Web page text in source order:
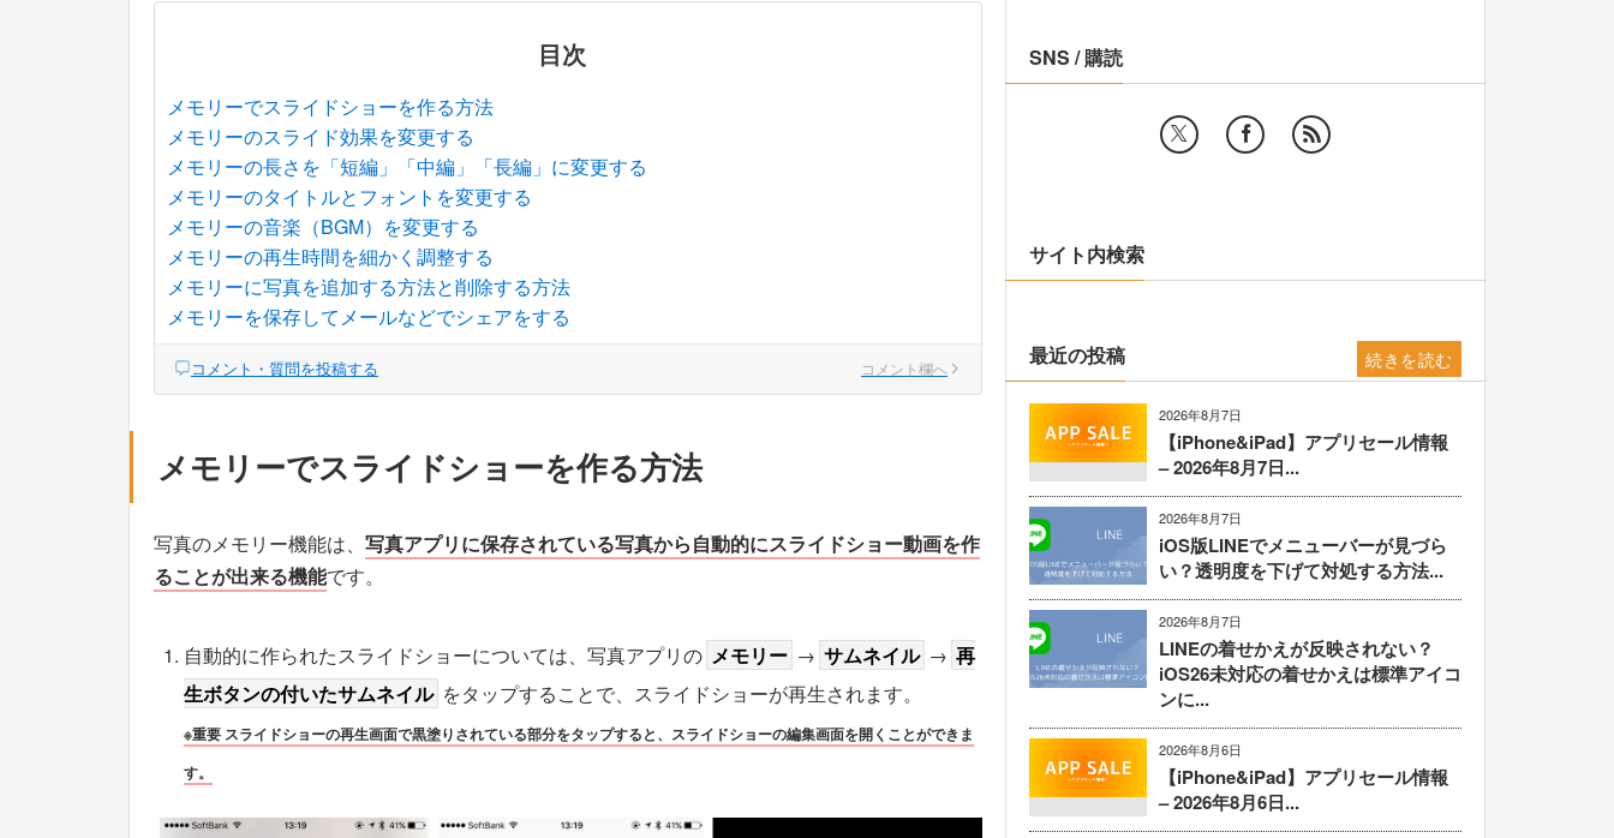
目次
メモリーでスライドショーを作る方法
メモリーのスライド効果を変更する
メモリーの長さを「短編」「中編」「長編」に変更する
メモリーのタイトルとフォントを変更する
メモリーの音楽（BGM）を変更する
メモリーの再生時間を細かく調整する
メモリーに写真を追加する方法と削除する方法
メモリーを保存してメールなどでシェアをする
コメント・質問を投稿する コメント欄へ
メモリーでスライドショーを作る方法
写真のメモリー機能は、 写真アプリに保存されている写真から自動的にスライドショー動画を作
ることが出来る機能です。
自動的に作られたスライドショーについては、写真アプリの メモリー → サムネイル → 再
生ボタンの付いたサムネイル をタップすることで、スライドショーが再生されます。
※重要 スライドショーの再生画面で黒塗りされている部分をタップすると、スライドショーの編集画面を開くことができま
す。
SNS / 購読
サイト内検索
最近の投稿
2026年8月7日
【iPhone&iPad】アプリセール情報
– 2026年8月7日...
2026年8月7日
iOS版LINEでメニューバーが見づら
い？透明度を下げて対処する方法...
2026年8月7日
LINEの着せかえが反映されない？
iOS26未対応の着せかえは標準アイコ
ンに...
2026年8月6日
【iPhone&iPad】アプリセール情報
– 2026年8月6日...
続きを読む